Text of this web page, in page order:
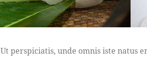
Ut perspiciatis, unde omnis iste natus